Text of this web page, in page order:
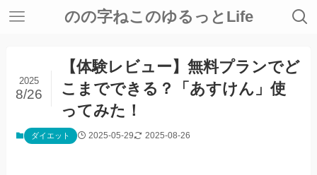
のの字ねこのゆるっとLife
【体験レビュー】無料プランでど
こまでできる？「あすけん」使
ってみた！
2025
8/26
ダイエット 2025-05-29 2025-08-26